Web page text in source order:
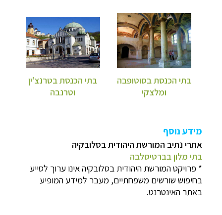
בתי הכנסת בסוטופבה
ומלצקי
בתי הכנסת בטרנצ'ין
וטרנבה
מידע נוסף
אתרי נתיב המורשת היהודית בסלובקיה
בתי מלון בברטיסלבה
* פרויקט המורשת היהודית בסלובקיה אינו ערוך לסייע
בחיפוש שורשים משפחתיים, מעבר למידע המופיע
באתר האינטרנט.